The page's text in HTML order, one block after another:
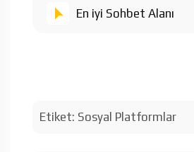
En iyi Sohbet Alanı
Etiket: Sosyal Platformlar